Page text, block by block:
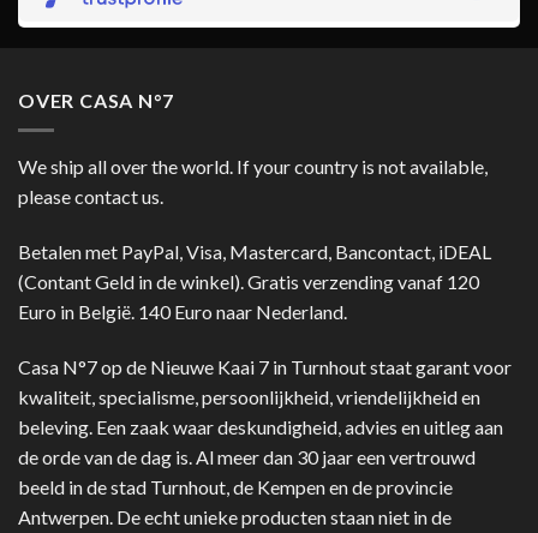
OVER CASA N°7
We ship all over the world. If your country is not available,
please contact us.
Betalen met PayPal, Visa, Mastercard, Bancontact, iDEAL
(Contant Geld in de winkel). Gratis verzending vanaf 120
Euro in België. 140 Euro naar Nederland.
Casa N°7 op de Nieuwe Kaai 7 in Turnhout staat garant voor
kwaliteit, specialisme, persoonlijkheid, vriendelijkheid en
beleving. Een zaak waar deskundigheid, advies en uitleg aan
de orde van de dag is. Al meer dan 30 jaar een vertrouwd
beeld in de stad Turnhout, de Kempen en de provincie
Antwerpen. De echt unieke producten staan niet in de